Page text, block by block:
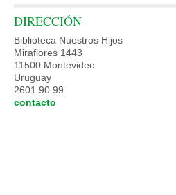
DIRECCIÓN
Biblioteca Nuestros Hijos
Miraflores 1443
11500 Montevideo
Uruguay
2601 90 99
contacto